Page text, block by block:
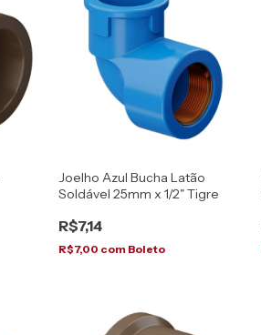
Joelho Azul Bucha Latão
Soldável 25mm x 1/2" Tigre
R$7,14
R$7,00 com Boleto